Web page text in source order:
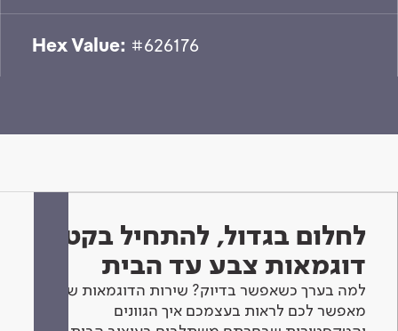
Hex Value: #626176
לחלום בגדול, להתחיל בקטן -
דוגמאות צבע עד הבית
למה בערך כשאפשר בדיוק? שירות הדוגמאות שלנו
מאפשר לכם לראות בעצמכם איך הגוונים